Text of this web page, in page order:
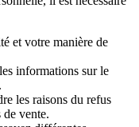
et votre manière de
informations sur le
les raisons du refus
de vente.